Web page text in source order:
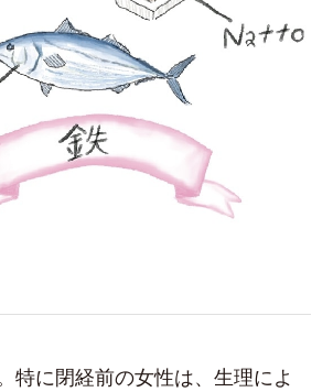
特に閉経前の女性は、生理によ